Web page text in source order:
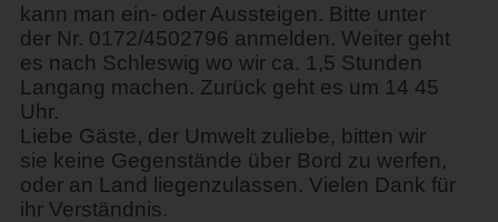
kann man ein- oder Aussteigen. Bitte unter
der Nr. 0172/4502796 anmelden. Weiter geht
es nach Schleswig wo wir ca. 1,5 Stunden
Langang machen. Zurück geht es um 14 45
Uhr.
Liebe Gäste, der Umwelt zuliebe, bitten wir
sie keine Gegenstände über Bord zu werfen,
oder an Land liegenzulassen. Vielen Dank für
ihr Verständnis.